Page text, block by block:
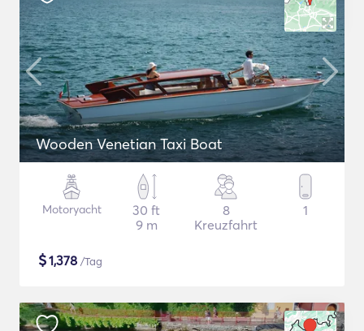
Wooden Venetian Taxi Boat
Motoryacht
30 ft
9 m
8
Kreuzfahrt
1
$1,378 /Tag